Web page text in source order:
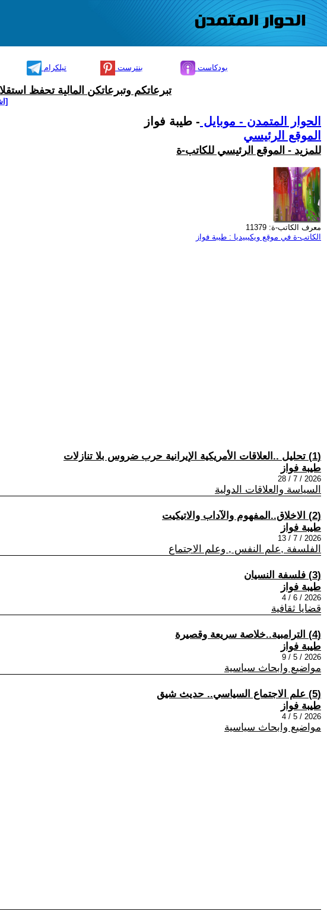
تيلكرام بنترست بودكاست
تبرعاتكم وتبرعاتكن المالية تحفظ
الحوار المتمدن - موبايل - طيبة فواز
الموقع الرئيسي
للمزيد - الموقع الرئيسي للكاتب-ة
معرف الكاتب-ة: 11379
الكاتب-ة في موقع ويكيبيديا : طيبة فواز
(1) تحليل ..العلاقات الأمريكية الإيرانية حرب ضروس بلا تنازلات
طيبة فواز
2026 / 7 / 28
السياسة والعلاقات الدولية
(2) الاخلاق..المفهوم والآداب والاتيكيت
طيبة فواز
2026 / 7 / 13
الفلسفة ,علم النفس , وعلم الاجتماع
(3) فلسفة النسيان
طيبة فواز
2026 / 6 / 4
قضايا ثقافية
(4) الترامبية..خلاصة سريعة وقصيرة
طيبة فواز
2026 / 5 / 9
مواضيع وابحاث سياسية
(5) علم الاجتماع السياسي.. حديث شيق
طيبة فواز
2026 / 5 / 4
مواضيع وابحاث سياسية